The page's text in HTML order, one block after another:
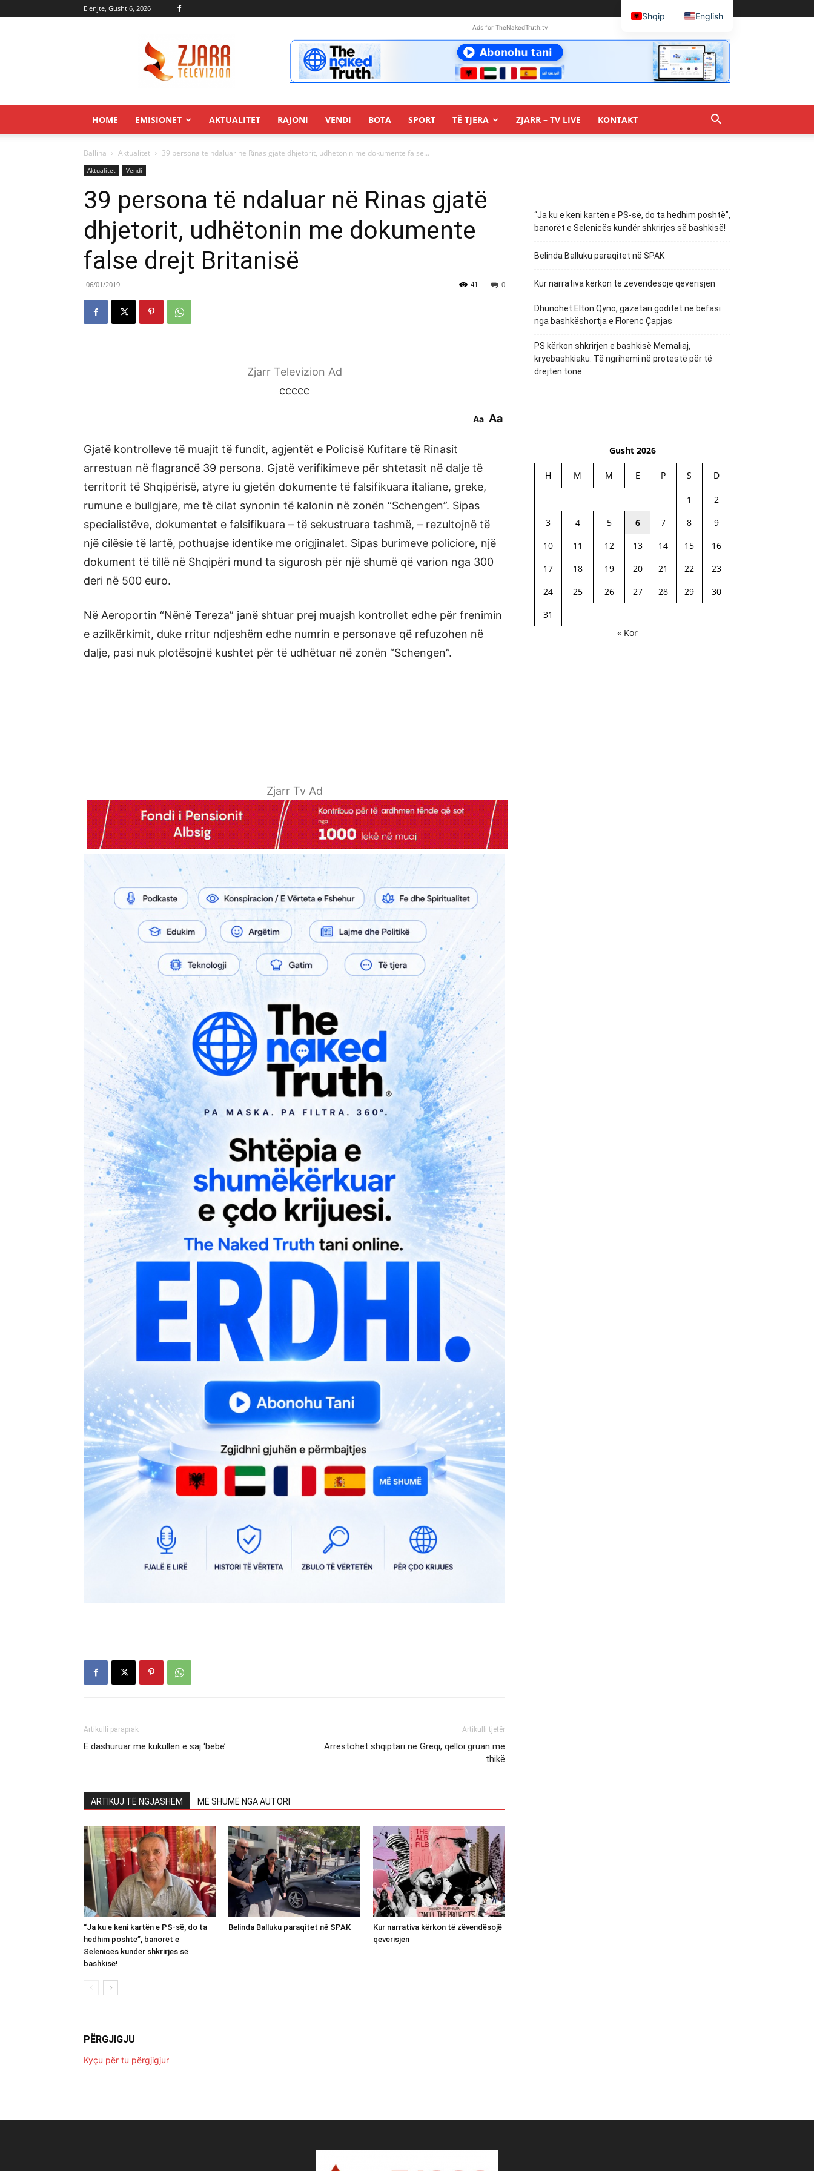
E enjte, Gusht 6, 2026
Ads for TheNakedTruth.tv
HOME EMISIONET AKTUALITET RAJONI VENDI BOTA SPORT TË TJERA ZJARR – TV LIVE KONTAKT
Ballina Aktualitet 39 persona të ndaluar në Rinas gjatë dhjetorit, udhëtonin me dokumente false...
Aktualitet Vendi
39 persona të ndaluar në Rinas gjatë
dhjetorit, udhëtonin me dokumente
false drejt Britanisë
06/01/2019 0
41
Zjarr Televizion Ad
ccccc
Aa Aa
Gjatë kontrolleve të muajit të fundit, agjentët e Policisë Kufitare të Rinasit
arrestuan në flagrancë 39 persona. Gjatë verifikimeve për shtetasit në dalje të
territorit të Shqipërisë, atyre iu gjetën dokumente të falsifikuara italiane, greke,
rumune e bullgjare, me të cilat synonin të kalonin në zonën “Schengen”. Sipas
specialistëve, dokumentet e falsifikuara – të sekustruara tashmë, – rezultojnë të
një cilësie të lartë, pothuajse identike me origjinalet. Sipas burimeve policiore, një
dokument të tillë në Shqipëri mund ta sigurosh për një shumë që varion nga 300
deri në 500 euro.
Në Aeroportin “Nënë Tereza” janë shtuar prej muajsh kontrollet edhe për frenimin
e azilkërkimit, duke rritur ndjeshëm edhe numrin e personave që refuzohen në
dalje, pasi nuk plotësojnë kushtet për të udhëtuar në zonën “Schengen”.
Zjarr Tv Ad
Artikulli paraprak
E dashuruar me kukullën e saj ‘bebe’
Artikulli tjetër
Arrestohet shqiptari në Greqi, qëlloi gruan me
thikë
ARTIKUJ TË NGJASHËM MË SHUMË NGA AUTORI
“Ja ku e keni kartën e PS-së, do ta
hedhim poshtë”, banorët e
Selenicës kundër shkrirjes së
bashkisë!
Belinda Balluku paraqitet në SPAK
Kur narrativa kërkon të zëvendësojë
qeverisjen
PËRGJIGJU
Kyçu për tu përgjigjur
“Ja ku e keni kartën e PS-së, do ta hedhim poshtë”,
banorët e Selenicës kundër shkrirjes së bashkisë!
Belinda Balluku paraqitet në SPAK
Kur narrativa kërkon të zëvendësojë qeverisjen
Dhunohet Elton Qyno, gazetari goditet në befasi
nga bashkëshortja e Florenc Çapjas
PS kërkon shkrirjen e bashkisë Memaliaj,
kryebashkiaku: Të ngrihemi në protestë për të
drejtën tonë
Gusht 2026
H M M E P S D
1
2
3
4 5 6 7 8
9
10
11 12 13 14 15
16
17
18 19 20 21 22
23
24
25 26 27 28 29
30
31
« Kor
Shqip English